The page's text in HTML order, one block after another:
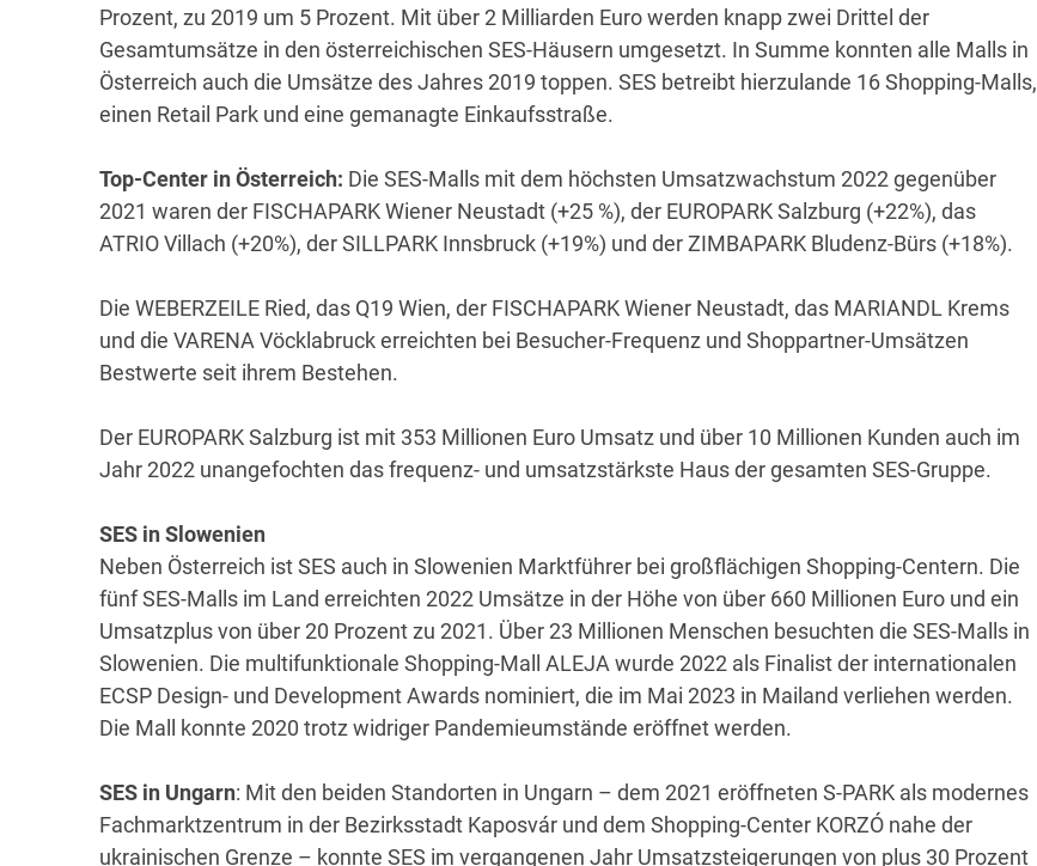
Prozent, zu 2019 um 5 Prozent. Mit über 2 Milliarden Euro werden knapp zwei Drittel der
Gesamtumsätze in den österreichischen SES-Häusern umgesetzt. In Summe konnten alle Malls in
Österreich auch die Umsätze des Jahres 2019 toppen. SES betreibt hierzulande 16 Shopping-Malls,
einen Retail Park und eine gemanagte Einkaufsstraße.
Top-Center in Österreich: Die SES-Malls mit dem höchsten Umsatzwachstum 2022 gegenüber
2021 waren der FISCHAPARK Wiener Neustadt (+25 %), der EUROPARK Salzburg (+22%), das
ATRIO Villach (+20%), der SILLPARK Innsbruck (+19%) und der ZIMBAPARK Bludenz-Bürs (+18%).
Die WEBERZEILE Ried, das Q19 Wien, der FISCHAPARK Wiener Neustadt, das MARIANDL Krems
und die VARENA Vöcklabruck erreichten bei Besucher-Frequenz und Shoppartner-Umsätzen
Bestwerte seit ihrem Bestehen.
Der EUROPARK Salzburg ist mit 353 Millionen Euro Umsatz und über 10 Millionen Kunden auch im
Jahr 2022 unangefochten das frequenz- und umsatzstärkste Haus der gesamten SES-Gruppe.
SES in Slowenien
Neben Österreich ist SES auch in Slowenien Marktführer bei großflächigen Shopping-Centern. Die
fünf SES-Malls im Land erreichten 2022 Umsätze in der Höhe von über 660 Millionen Euro und ein
Umsatzplus von über 20 Prozent zu 2021. Über 23 Millionen Menschen besuchten die SES-Malls in
Slowenien. Die multifunktionale Shopping-Mall ALEJA wurde 2022 als Finalist der internationalen
ECSP Design- und Development Awards nominiert, die im Mai 2023 in Mailand verliehen werden.
Die Mall konnte 2020 trotz widriger Pandemieumstände eröffnet werden.
SES in Ungarn: Mit den beiden Standorten in Ungarn – dem 2021 eröffneten S-PARK als modernes
Fachmarktzentrum in der Bezirksstadt Kaposvár und dem Shopping-Center KORZÓ nahe der
ukrainischen Grenze – konnte SES im vergangenen Jahr Umsatzsteigerungen von plus 30 Prozent